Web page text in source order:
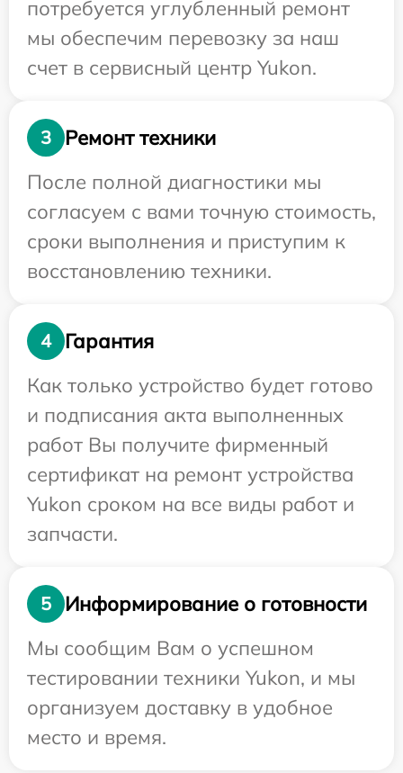
потребуется углубленный ремонт
мы обеспечим перевозку за наш
счет в сервисный центр Yukon.
3
Ремонт техники
После полной диагностики мы
согласуем с вами точную стоимость,
сроки выполнения и приступим к
восстановлению техники.
4
Гарантия
Как только устройство будет готово
и подписания акта выполненных
работ Вы получите фирменный
сертификат на ремонт устройства
Yukon сроком на все виды работ и
запчасти.
5
Информирование о готовности
Мы сообщим Вам о успешном
тестировании техники Yukon, и мы
организуем доставку в удобное
место и время.